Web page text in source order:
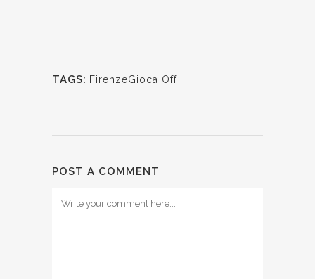
TAGS: FirenzeGioca Off
POST A COMMENT